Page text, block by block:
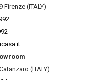
(ITALY)
(ITALY)